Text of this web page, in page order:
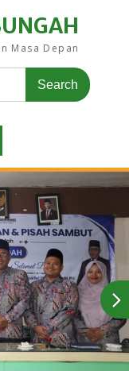
Masa Depan